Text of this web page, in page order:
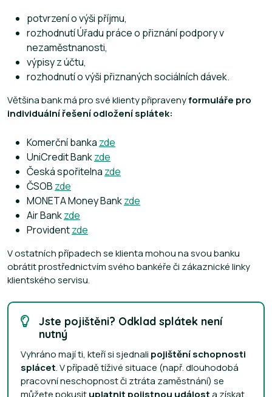
potvrzení o výši příjmu,
rozhodnutí Úřadu práce o přiznání podpory v
nezaměstnanosti,
výpisy z účtu,
rozhodnutí o výši přiznaných sociálních dávek.
Většina bank má pro své klienty připravenyformuláře pro
individuální řešení odložení splátek:
Komerční banka zde
UniCredit Bankzde
Česká spořitelna zde
ČSOB zde
MONETA Money Bankzde
Air Bankzde
Providentzde
V ostatních případech se klienta mohou na svou banku
obrátit prostřednictvím svého bankéře či zákaznické linky
klientského servisu.
Jste pojištěni? Odklad splátek není
nutný
Vyhráno mají ti, kteří si sjednali pojištění schopnosti
splácet. V případě tíživé situace (např. dlouhodobá
pracovní neschopnost či ztráta zaměstnání) se
můžete pokusituplatnit pojistnou událosta získat